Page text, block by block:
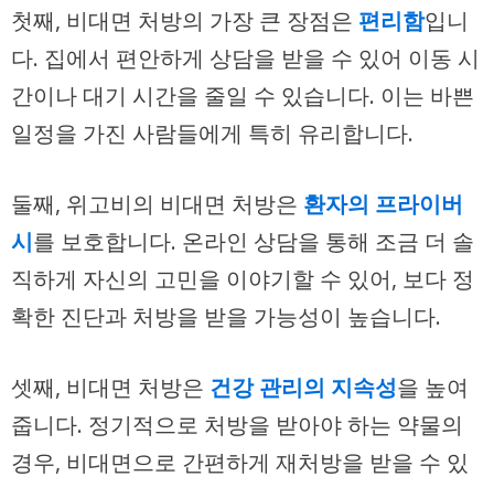
첫째, 비대면 처방의 가장 큰 장점은 편리함입니
다. 집에서 편안하게 상담을 받을 수 있어 이동 시
간이나 대기 시간을 줄일 수 있습니다. 이는 바쁜
일정을 가진 사람들에게 특히 유리합니다.
둘째, 위고비의 비대면 처방은 환자의 프라이버
시를 보호합니다. 온라인 상담을 통해 조금 더 솔
직하게 자신의 고민을 이야기할 수 있어, 보다 정
확한 진단과 처방을 받을 가능성이 높습니다.
셋째, 비대면 처방은 건강 관리의 지속성을 높여
줍니다. 정기적으로 처방을 받아야 하는 약물의
경우, 비대면으로 간편하게 재처방을 받을 수 있